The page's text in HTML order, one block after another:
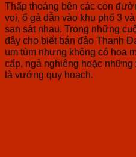
Thấp thoáng bên các con
voi, ổ gà dẫn vào khu phố 3
san sát nhau. Trong những
đây cho biết bán đảo Thanh
um tùm nhưng không có hoa
cấp, ngả nghiêng hoặc
là vướng quy hoạch.